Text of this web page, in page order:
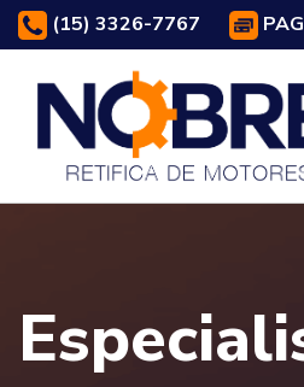
(15) 3326-7767